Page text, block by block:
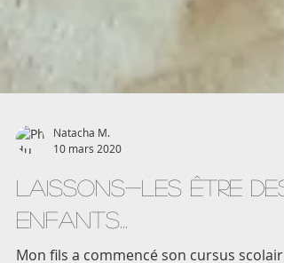
Natacha M.
10 mars 2020
Laissons-les être des